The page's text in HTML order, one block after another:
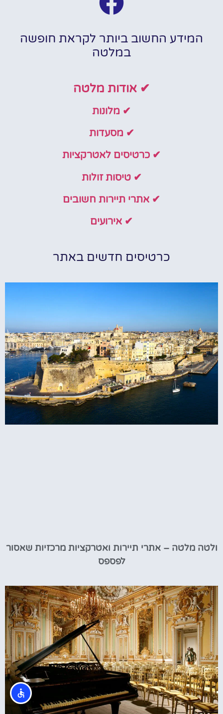
המידע החשוב ביותר לקראת חופשה
במלטה
✔ אודות מלטה
✔ מלונות
✔ מסעדות
✔ כרטיסים לאטרקציות
✔ טיסות זולות
✔ אתרי תיירות חשובים
✔ אירועים
כרטיסים חדשים באתר
ולטה מלטה – אתרי תיירות ואטרקציות מרכזיות שאסור
לפספס